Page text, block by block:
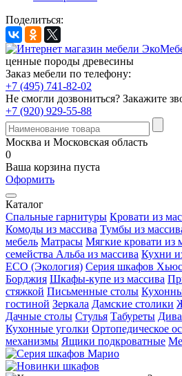
Поделиться:
ценные породы древесины
Заказ мебели по телефону:
+7 (495) 741-82-02
Не смогли дозвониться? Закажите
+7 (920) 929-55-88
Москва и Московская область
0
Ваша корзина пуста
Оформить
Каталог
Спальные гарнитуры Кровати из
Комоды из массива Тумбы из
мебель Матрасы Мягкие кровати из
семейства Альба из массива Кухни
ECO (Экология) Серия шкафов
Борджия Шкафы-купе из массива
стяжкой Письменные столы
гостиной Зеркала Дамские столики
Дачные столы Стулья Табуреты
Кухонные уголки Ортопедическое
механизмы Ящики подкроватные